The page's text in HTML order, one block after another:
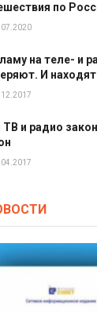
по
на теле- и
И
и радио